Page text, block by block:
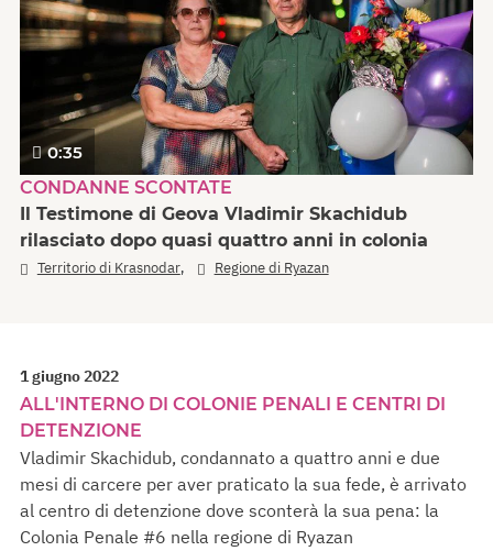
0:35
CONDANNE SCONTATE
Il Testimone di Geova Vladimir Skachidub
rilasciato dopo quasi quattro anni in colonia
Territorio di Krasnodar, Regione di Ryazan
1 giugno 2022
ALL'INTERNO DI COLONIE PENALI E CENTRI DI
DETENZIONE
Vladimir Skachidub, condannato a quattro anni e due
mesi di carcere per aver praticato la sua fede, è arrivato
al centro di detenzione dove sconterà la sua pena: la
Colonia Penale #6 nella regione di Ryazan